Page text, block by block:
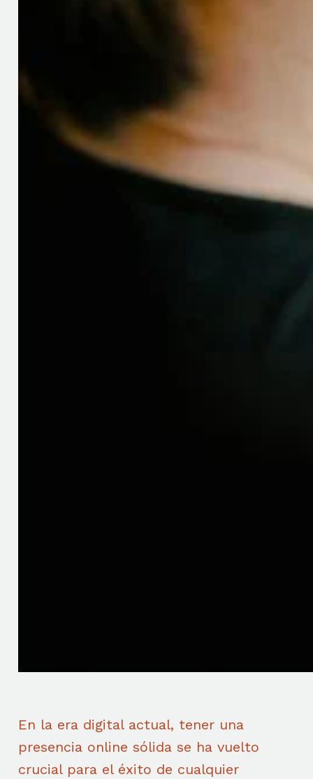
En la era digital actual, tener una
presencia online sólida se ha vuelto
crucial para el éxito de cualquier